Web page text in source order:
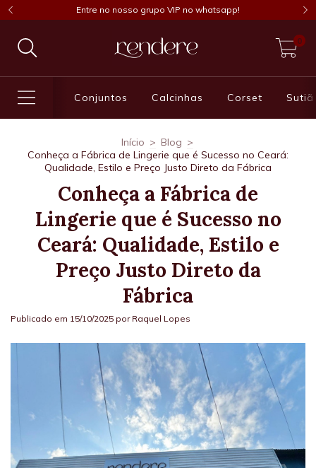
Entre no nosso grupo VIP no whatsapp!
0
Conjuntos Calcinhas Corset Sutiã
Início > Blog >
Conheça a Fábrica de Lingerie que é Sucesso no Ceará:
Qualidade, Estilo e Preço Justo Direto da Fábrica
Conheça a Fábrica de
Lingerie que é Sucesso no
Ceará: Qualidade, Estilo e
Preço Justo Direto da
Fábrica
Publicado em 15/10/2025 por Raquel Lopes